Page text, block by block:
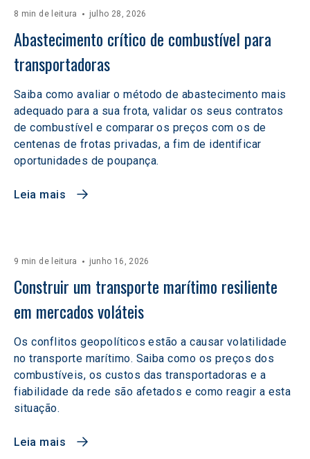
8 min de leitura julho 28, 2026
Abastecimento crítico de combustível para
transportadoras
Saiba como avaliar o método de abastecimento mais
adequado para a sua frota, validar os seus contratos
de combustível e comparar os preços com os de
centenas de frotas privadas, a fim de identificar
oportunidades de poupança.
Leia mais
9 min de leitura junho 16, 2026
Construir um transporte marítimo resiliente
em mercados voláteis
Os conflitos geopolíticos estão a causar volatilidade
no transporte marítimo. Saiba como os preços dos
combustíveis, os custos das transportadoras e a
fiabilidade da rede são afetados e como reagir a esta
situação.
Leia mais